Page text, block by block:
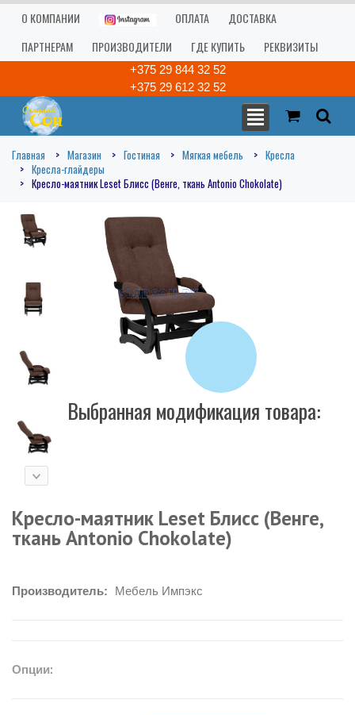
О КОМПАНИИ ОПЛАТА
ДОСТАВКА
ПАРТНЕРАМ
ПРОИЗВОДИТЕЛИ ГДЕ КУПИТЬ РЕКВИЗИТЫ
+375 29 844 32 52
+375 29 612 32 52
Главная Магазин Гостиная Мягкая мебель
Кресла
Кресла-глайдеры
Кресло-маятник Leset Блисс (Венге, ткань Antonio Chokolate)
Выбранная модификация товара:
Кресло-маятник Leset Блисс (Венге,
ткань Antonio Chokolate)
Производитель: Мебель Импэкс
Опции: